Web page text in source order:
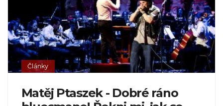
Články
Matěj Ptaszek - Dobré ráno